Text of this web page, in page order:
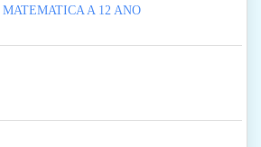
A 12 ANO